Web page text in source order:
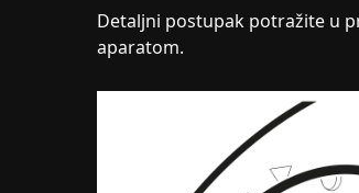
Detaljni postupak potražite u
aparatom.